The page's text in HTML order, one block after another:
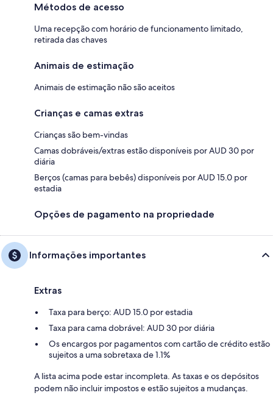
Métodos de acesso
Uma recepção com horário de funcionamento limitado,
retirada das chaves
Animais de estimação
Animais de estimação não são aceitos
Crianças e camas extras
Crianças são bem-vindas
Camas dobráveis/extras estão disponíveis por AUD 30 por
diária
Berços (camas para bebês) disponíveis por AUD 15.0 por
estadia
Opções de pagamento na propriedade
Informações importantes
Extras
Taxa para berço: AUD 15.0 por estadia
Taxa para cama dobrável: AUD 30 por diária
Os encargos por pagamentos com cartão de crédito estão
sujeitos a uma sobretaxa de 1.1%
A lista acima pode estar incompleta. As taxas e os depósitos
podem não incluir impostos e estão sujeitos a mudanças.